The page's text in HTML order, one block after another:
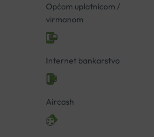
Općom uplatnicom /
virmanom
Internet bankarstvo
Aircash